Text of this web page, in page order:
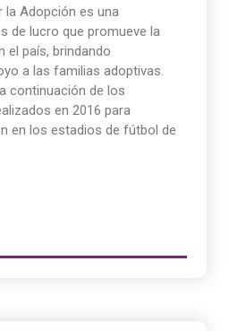
la Adopción es una
de lucro que promueve la
el país, brindando
a las familias adoptivas.
continuación de los
en 2016 para
en los estadios de fútbol de